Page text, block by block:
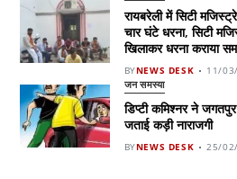
रायबरेली में सिटी
चार घंटे धरना, सिटी
खिलाकर धरना कराया
BYNEWS DESK 11/
जन समस्या
डिप्टी कमिश्नर ने
जताई कड़ी नाराजगी
BYNEWS DESK 25/